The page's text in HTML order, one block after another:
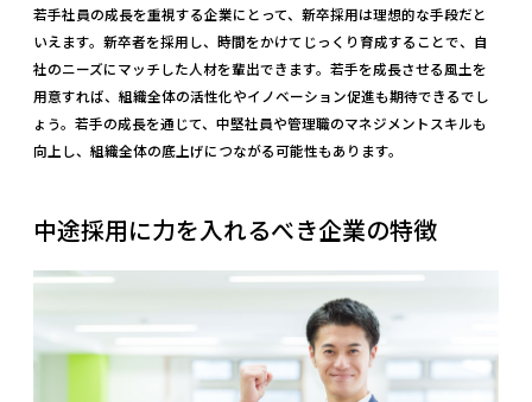
若手社員の成長を重視する企業にとって、新卒採用は理想的な手段だと
いえます。新卒者を採用し、時間をかけてじっくり育成することで、自
社のニーズにマッチした人材を輩出できます。若手を成長させる風土を
用意すれば、組織全体の活性化やイノベーション促進も期待できるでし
ょう。若手の成長を通じて、中堅社員や管理職のマネジメントスキルも
向上し、組織全体の底上げにつながる可能性もあります。
中途採用に力を入れるべき企業の特徴